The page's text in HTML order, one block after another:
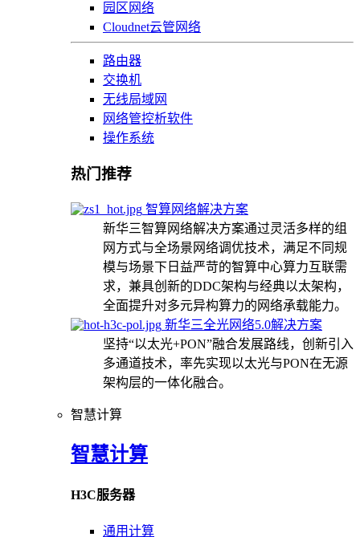
园区网络
Cloudnet云管网络
路由器
交换机
无线局域网
网络管控析软件
操作系统
热门推荐
智算网络解决方案
新华三智算网络解决方案通过灵活多样的组
网方式与全场景网络调优技术，满足不同规
模与场景下日益严苛的智算中心算力互联需
求，兼具创新的DDC架构与经典以太架构，
全面提升对多元异构算力的网络承载能力。
新华三全光网络5.0解决方案
坚持“以太光+PON”融合发展路线，创新引入
多通道技术，率先实现以太光与PON在无源
架构层的一体化融合。
智慧计算
智慧计算
H3C服务器
通用计算